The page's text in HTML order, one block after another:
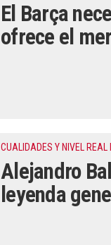
El Barça
ofrece el
CUALIDADES Y NIVEL REAL
Alejandro
leyenda